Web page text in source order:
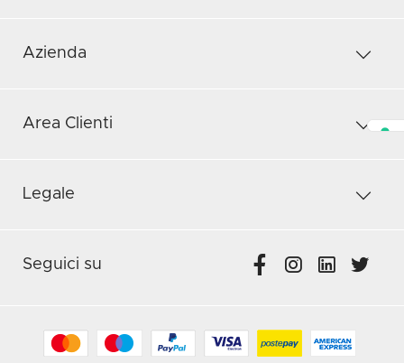
Azienda
Area Clienti
Legale
Seguici su